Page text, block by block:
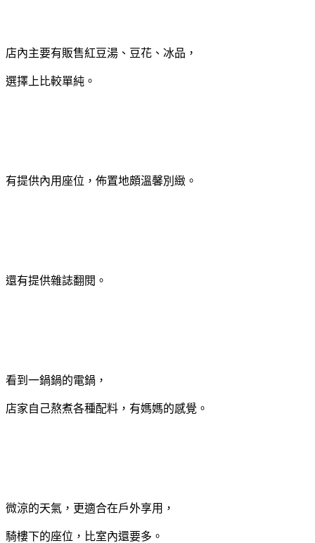
店內主要有販售紅豆湯、豆花、冰品，
選擇上比較單純。
有提供內用座位，佈置地頗溫馨別緻。
還有提供雜誌翻閱。
看到一鍋鍋的電鍋，
店家自己熬煮各種配料，有媽媽的感覺。
微涼的天氣，更適合在戶外享用，
騎樓下的座位，比室內還要多。